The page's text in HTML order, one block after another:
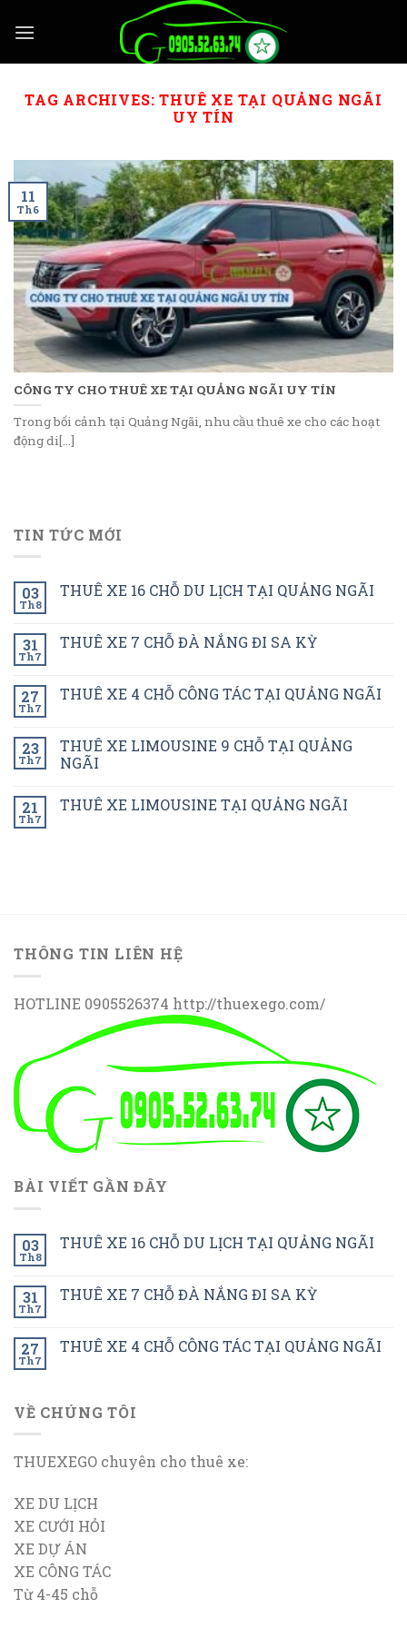
TAG ARCHIVES:THUÊ XE TẠI QUẢNG NGÃI
UY TÍN
CÔNG TY CHO THUÊ XE TẠI QUẢNG NGÃI UY TÍN
Trong bối cảnh tại Quảng Ngãi, nhu cầu thuê xe cho các hoạt
động di[...]
11
Th6
TIN TỨC MỚI
03
Th8
THUÊ XE 16 CHỖ DU LỊCH TẠI QUẢNG NGÃI
31
Th7
THUÊ XE 7 CHỖ ĐÀ NẮNG ĐI SA KỲ
27
Th7
THUÊ XE 4 CHỖ CÔNG TÁC TẠI QUẢNG NGÃI
23
Th7
THUÊ XE LIMOUSINE 9 CHỖ TẠI QUẢNG
NGÃI
21
Th7
THUÊ XE LIMOUSINE TẠI QUẢNG NGÃI
THÔNG TIN LIÊN HỆ
HOTLINE 0905526374 http://thuexego.com/
BÀI VIẾT GẦN ĐÂY
03
Th8
THUÊ XE 16 CHỖ DU LỊCH TẠI QUẢNG NGÃI
31
Th7
THUÊ XE 7 CHỖ ĐÀ NẮNG ĐI SA KỲ
27
Th7
THUÊ XE 4 CHỖ CÔNG TÁC TẠI QUẢNG NGÃI
VỀ CHÚNG TÔI
THUEXEGO chuyên cho thuê xe:
XE DU LỊCH
XE CƯỚI HỎI
XE DỰ ÁN
XE CÔNG TÁC
Từ 4-45 chỗ